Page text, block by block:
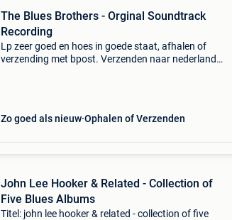
The Blues Brothers - Orginal Soundtrack
Recording
Lp zeer goed en hoes in goede staat, afhalen of
verzending met bpost. Verzenden naar nederland
Zo goed als nieuw Ophalen of Verzenden
John Lee Hooker & Related - Collection of
Five Blues Albums
Titel: john lee hooker & related - collection of five